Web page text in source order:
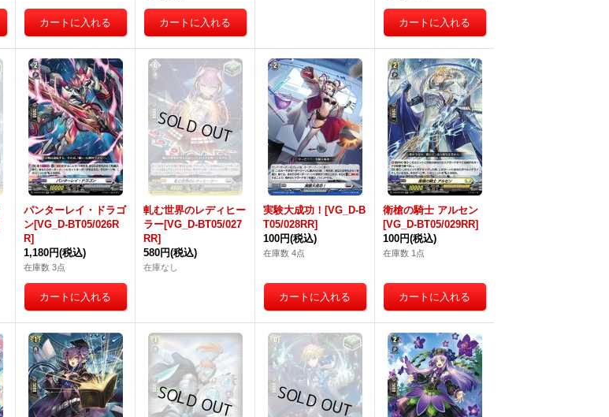
パンターレイ・ドラゴ
ン[VG_D-BT05/026R
R]
1,180円(税込)
在庫数 3点
軋む世界のレディヒー
ラー[VG_D-BT05/027
RR]
580円(税込)
在庫なし
実験大成功！[VG_D-B
T05/028RR]
100円(税込)
在庫数 4点
衛槍の騎士 アルセン
[VG_D-BT05/029RR]
100円(税込)
在庫数 1点